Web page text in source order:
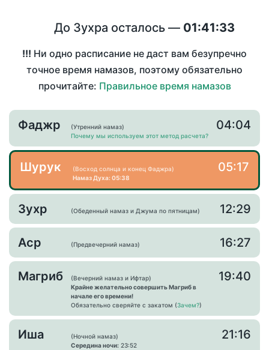
До Зухра осталось — 01:41:33
!!! Ни одно расписание не даст вам безупречно
точное время намазов, поэтому обязательно
прочитайте: Правильное время намазов
Фаджр
(Утренний намаз)
Почему мы используем этот метод расчета?
04:04
Шурук
(Восход солнца и конец Фаджра)
Намаз Духа: 05:38
05:17
Зухр (Обеденный намаз и Джума по пятницам) 12:29
Аср (Предвечерний намаз) 16:27
Магриб
(Вечерний намаз и Ифтар)
Крайне желательно совершить Магриб в
начале его времени!
Обязательно сверяйте с закатом (Зачем?)
19:40
Иша
(Ночной намаз)
Середина ночи: 23:52
21:16